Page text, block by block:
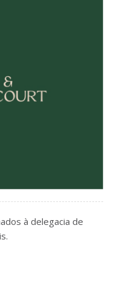
à delegacia de